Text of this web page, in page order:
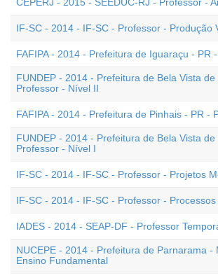
IF-SC - 2014 - IF-SC - Professor - Produção
FAFIPA - 2014 - Prefeitura de Iguaraçu - PR
FUNDEP - 2014 - Prefeitura de Bela Vista
Professor - Nível II
FAFIPA - 2014 - Prefeitura de Pinhais - PR -
FUNDEP - 2014 - Prefeitura de Bela Vista
Professor - Nível I
IF-SC - 2014 - IF-SC - Professor - Projetos
IF-SC - 2014 - IF-SC - Professor - Processos
IADES - 2014 - SEAP-DF - Professor
NUCEPE - 2014 - Prefeitura de Parnarama -
Ensino Fundamental